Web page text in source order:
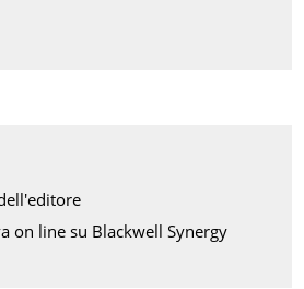
on line su Blackwell Synergy